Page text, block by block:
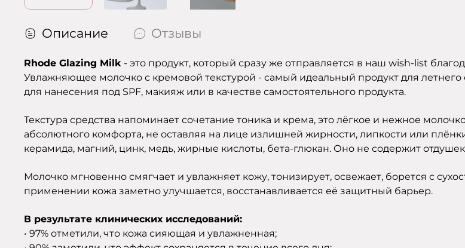
Описание Отзывы
Rhode Glazing Milk - это продукт, который сразу же отправляется в наш wish-list
Увлажняющее молочко с кремовой текстурой - самый идеальный продукт для летнего
для нанесения под SPF, макияж или в качестве самостоятельного продукта.
Текстура средства напоминает сочетание тоника и крема, это лёгкое и нежное
абсолютного комфорта, не оставляя на лице излишней жирности, липкости или
керамида, магний, цинк, медь, жирные кислоты, бета-глюкан. Оно не содержит
Молочко мгновенно смягчает и увлажняет кожу, тонизирует, освежает, борется с
применении кожа заметно улучшается, восстанавливается её защитный барьер.
В результате клинических исследований:
• 97% отметили, что кожа сияющая и увлажненная;